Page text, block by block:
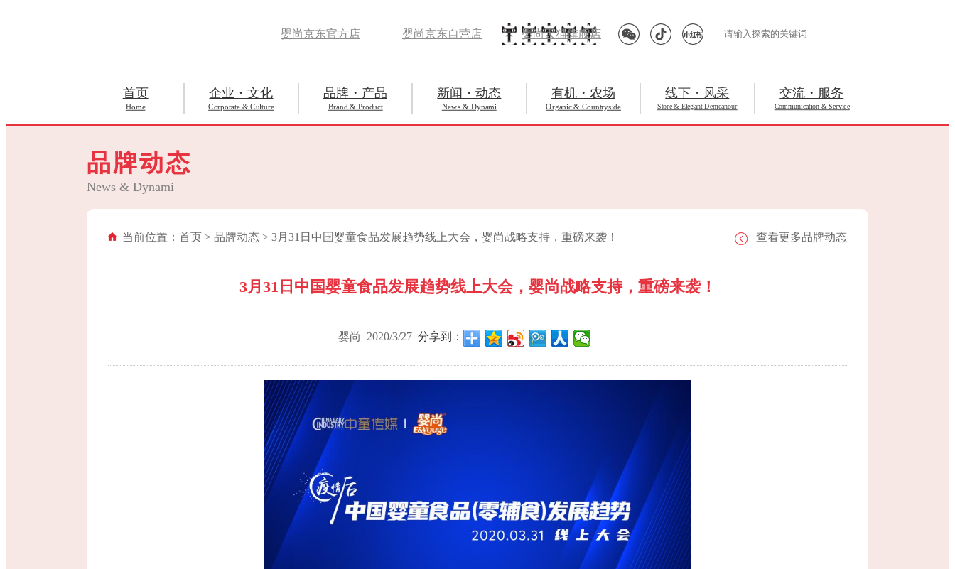
婴尚天猫旗舰店
婴尚京东自营店
婴尚京东官方店
首页
Home
企业・文化
Corporate & Culture
品牌・产品
Brand & Product
新闻・动态
News & Dynami
有机・农场
Organic & Countryside
线下・风采
Store & Elegant Demeanour
交流・服务
Communication & Service
品牌动态
News & Dynami
当前位置：首页 > 品牌动态 > 3月31日中国婴童食品发展趋势线上大会，婴尚战略支持，重磅来袭！ 查看更多品牌动态
3月31日中国婴童食品发展趋势线上大会，婴尚战略支持，重磅来袭！
婴尚 2020/3/27 分享到：